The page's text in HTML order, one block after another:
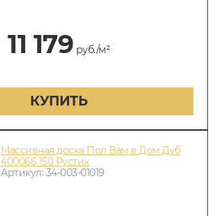
11 179 руб./м²
КУПИТЬ
Массивная доска Пол Вам в Дом Дуб
400066 150 Рустик
Артикул: 34-003-01019